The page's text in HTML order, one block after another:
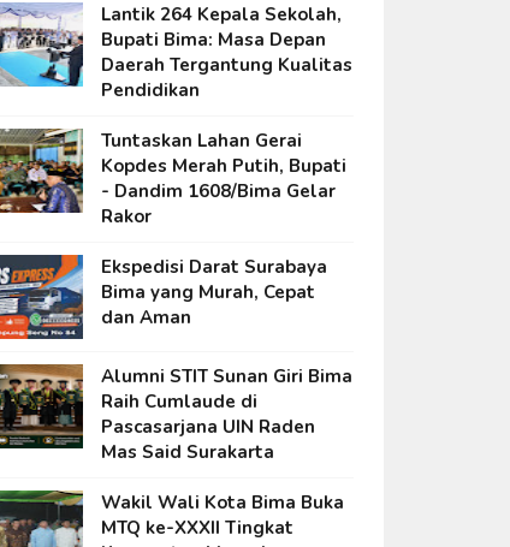
Lantik 264 Kepala Sekolah,
Bupati Bima: Masa Depan
Daerah Tergantung Kualitas
Pendidikan
Tuntaskan Lahan Gerai
Kopdes Merah Putih, Bupati
- Dandim 1608/Bima Gelar
Rakor
Ekspedisi Darat Surabaya
Bima yang Murah, Cepat
dan Aman
Alumni STIT Sunan Giri Bima
Raih Cumlaude di
Pascasarjana UIN Raden
Mas Said Surakarta
Wakil Wali Kota Bima Buka
MTQ ke-XXXII Tingkat